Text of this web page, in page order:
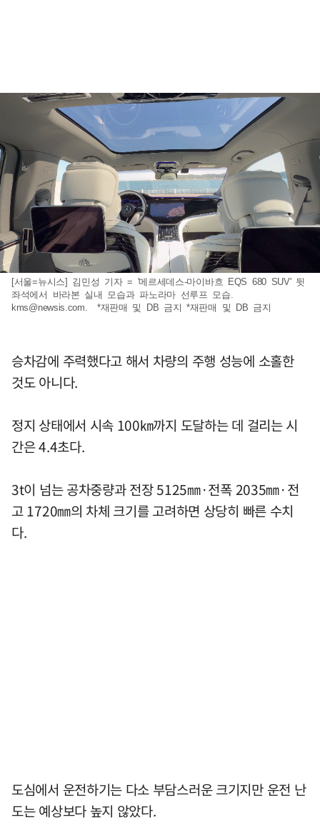
[서울=뉴시스] 김민성 기자 = '메르세데스-마이바흐 EQS 680 SUV' 뒷
좌석에서 바라본 실내 모습과 파노라마 선루프 모습.
kms@newsis.com . *재판매 및 DB 금지 *재판매 및 DB 금지
승차감에 주력했다고 해서 차량의 주행 성능에 소홀한
것도 아니다.
정지 상태에서 시속 100㎞까지 도달하는 데 걸리는 시
간은 4.4초다.
3t이 넘는 공차중량과 전장 5125㎜·전폭 2035㎜·전
고 1720㎜의 차체 크기를 고려하면 상당히 빠른 수치
다.
도심에서 운전하기는 다소 부담스러운 크기지만 운전 난
도는 예상보다 높지 않았다.